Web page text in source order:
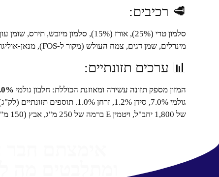
🥩 רכיבים:
סלמון טרי (25%), אורז (15%), סלמון
מינרלים, שמן דגים, צמח העולש (מקור ל-FOS), מנאן-אוליגוסכרידים (MOS), תמצית יוקה.
📊 ערכים תזונתיים:
המזון מספק תזונה עשירה ומאוזנת הכוללת: חלבון גולמי
של 1,800 יחב"ל, ויטמין E ברמה של 250 מ"ג, אבץ (150 מ"ג), ברזל (75 מ"ג), נחושת (10 מ"ג), סלניום (0.2 מ"ג).